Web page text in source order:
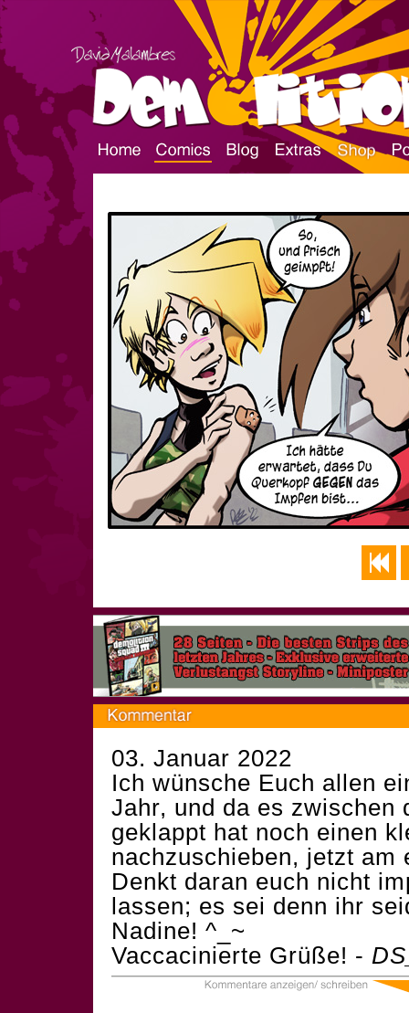
03. Januar 2022
Ich wünsche Euch allen
Jahr, und da es zwischen
geklappt hat noch einen
nachzuschieben, jetzt am
Denkt daran euch nicht
lassen; es sei denn ihr
Nadine! ^_~
Vaccacinierte Grüße! -